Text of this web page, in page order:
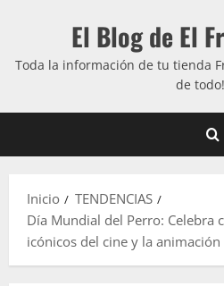
El Blog de El
Toda la información de tu tienda
de todo!
Inicio
TENDENCIAS
Día Mundial del Perro: Celebra
icónicos del cine y la animación